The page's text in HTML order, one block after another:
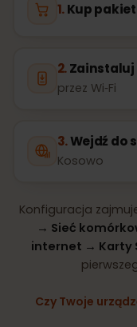
Kup pakiet
Zainstaluj
przez Wi‑Fi
Wejdź do
Kosowo
Konfiguracja
→ Sieć
internet → Karty
Czy Twoje